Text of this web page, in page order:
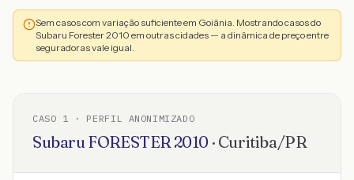
Sem casos com variação suficiente em Goiânia. Mostrando casos do
Subaru Forester 2010 em outras cidades — a dinâmica de preço entre
seguradoras vale igual.
CASO 1 · PERFIL ANONIMIZADO
Subaru FORESTER2010 · Curitiba/PR